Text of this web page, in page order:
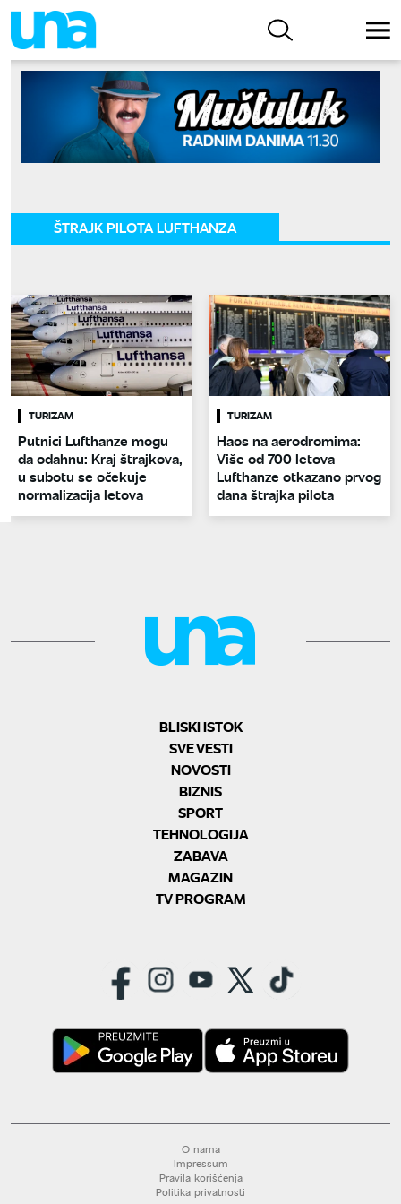
ŠTRAJK PILOTA LUFTHANZA
TURIZAM
Putnici Lufthanze mogu
da odahnu: Kraj štrajkova,
u subotu se očekuje
normalizacija letova
TURIZAM
Haos na aerodromima:
Više od 700 letova
Lufthanze otkazano prvog
dana štrajka pilota
BLISKI ISTOK
SVE VESTI
NOVOSTI
BIZNIS
SPORT
TEHNOLOGIJA
ZABAVA
MAGAZIN
TV PROGRAM
O nama
Impressum
Pravila korišćenja
Politika privatnosti